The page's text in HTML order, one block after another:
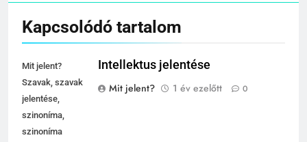
Kapcsolódó tartalom
Mit jelent?
Szavak, szavak
jelentése,
szinoníma,
szinoníma
Intellektus jelentése
Mit jelent?
1 év ezelőtt 0